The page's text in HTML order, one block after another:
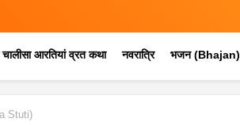
चालीसा आरतियां व्रत कथा नवरात्रि भजन (Bhajan)
Stuti)